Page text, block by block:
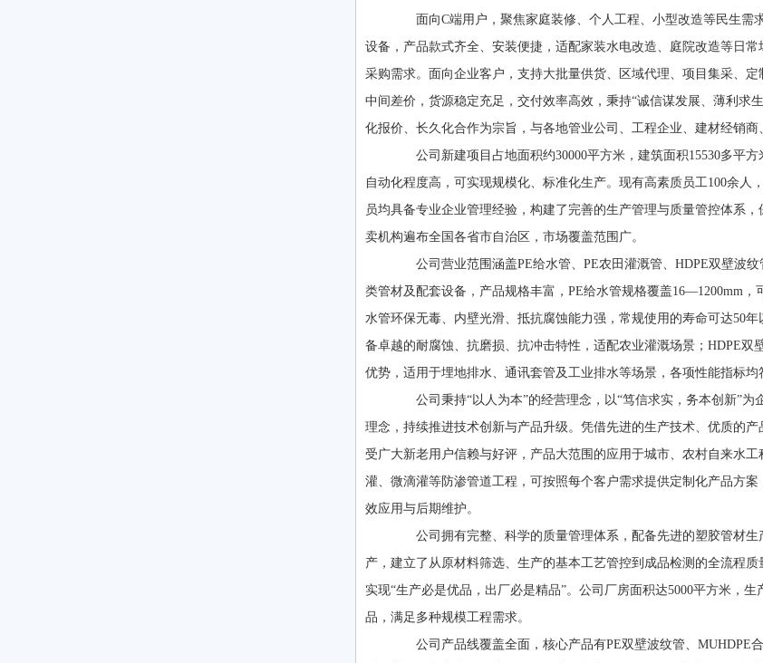
面向C端用户，聚焦家庭装修、个人工程、小型改造等民生需
设备，产品款式齐全、安装便捷，适配家装水电改造、庭院改造等日
采购需求。面向企业客户，支持大批量供货、区域代理、项目集采、
中间差价，货源稳定充足，交付效率高效，秉持“诚信谋发展、薄利求
化报价、长久化合作为宗旨，与各地管业公司、工程企业、建材经销商
公司新建项目占地面积约30000平方米，建筑面积15530多平方
自动化程度高，可实现规模化、标准化生产。现有高素质员工100余人
员均具备专业企业管理经验，构建了完善的生产管理与质量管控体系
卖机构遍布全国各省市自治区，市场覆盖范围广。
公司营业范围涵盖PE给水管、PE农田灌溉管、HDPE双壁波纹
类管材及配套设备，产品规格丰富，PE给水管规格覆盖16—1200mm
水管环保无毒、内壁光滑、抵抗腐蚀能力强，常规使用的寿命可达50
备卓越的耐腐蚀、抗磨损、抗冲击特性，适配农业灌溉场景；HDPE
优势，适用于埋地排水、通讯套管及工业排水等场景，各项性能指标均
公司秉持“以人为本”的经营理念，以“笃信求实，务本创新”为
理念，持续推进技术创新与产品升级。凭借先进的生产技术、优质的
受广大新老用户信赖与好评，产品大范围的应用于城市、农村自来水
灌、微滴灌等防渗管道工程，可按照每个客户需求提供定制化产品方
效应用与后期维护。
公司拥有完整、科学的质量管理体系，配备先进的塑胶管材生
产，建立了从原材料筛选、生产的基本工艺管控到成品检测的全流程
实现“生产必是优品，出厂必是精品”。公司厂房面积达5000平方米，
品，满足多种规模工程需求。
公司产品线覆盖全面，核心产品有PE双壁波纹管、MUHDPE合